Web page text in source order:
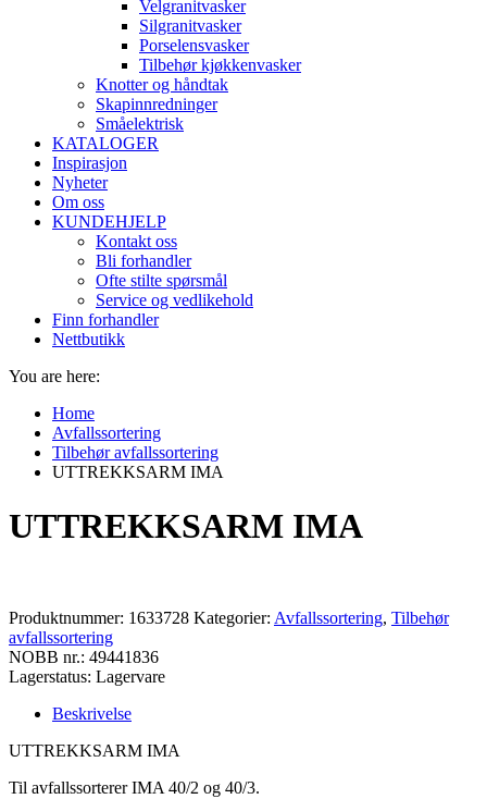
Velgranitvasker
Silgranitvasker
Porselensvasker
Tilbehør kjøkkenvasker
Knotter og håndtak
Skapinnredninger
Småelektrisk
KATALOGER
Inspirasjon
Nyheter
Om oss
KUNDEHJELP
Kontakt oss
Bli forhandler
Ofte stilte spørsmål
Service og vedlikehold
Finn forhandler
Nettbutikk
You are here:
Home
Avfallssortering
Tilbehør avfallssortering
UTTREKKSARM IMA
UTTREKKSARM IMA
Produktnummer: 1633728 Kategorier: Avfallssortering, Tilbehør
avfallssortering
NOBB nr.: 49441836
Lagerstatus: Lagervare
Beskrivelse
UTTREKKSARM IMA
Til avfallssorterer IMA 40/2 og 40/3.